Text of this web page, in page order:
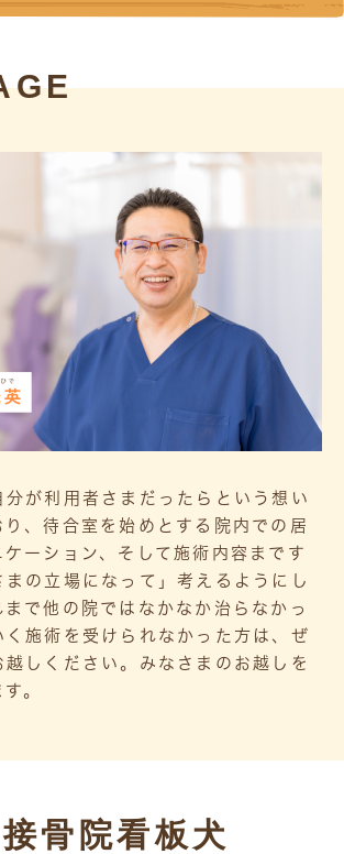
分が利用者さまだったらという想い
り、待合室を始めとする院内での居
ーション、そして施術内容まです
まの立場になって」考えるようにし
で他の院ではなかなか治らなかっ
く施術を受けられなかった方は、ぜ
越しください。みなさまのお越しを
。
骨院看板犬